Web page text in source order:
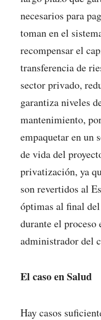
necesarios para
toman en el
recompensar el
transferencia de
sector privado,
garantiza niveles
mantenimiento,
empaquetar en un
de vida del
privatización, ya
son revertidos al
óptimas al final
durante el proceso
administrador del
El caso en Salud
Hay casos